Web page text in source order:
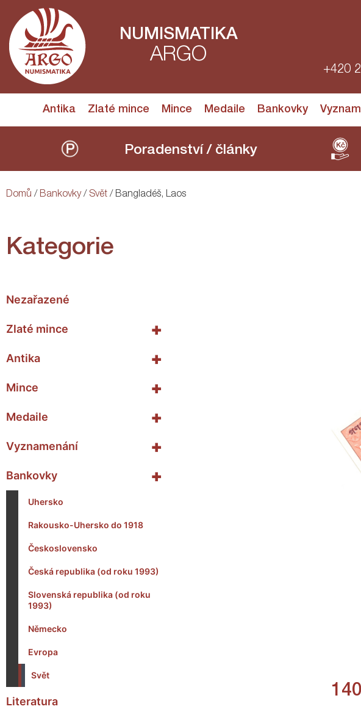
NUMISMATIKA
ARGO
+420
Antika Zlaté mince Mince Medaile Bankovky
Poradenství / články
Domů / Bankovky/ Svět / Bangladéš, Laos
Kategorie
Nezařazené
+
Zlaté mince
+
Antika
+
Mince
+
Medaile
+
Vyznamenání
+
Bankovky
Uhersko
Rakousko-Uhersko do 1918
Československo
Česká republika (od roku 1993)
Slovenská republika (od roku
1993)
Německo
Evropa
Svět
Literatura
140